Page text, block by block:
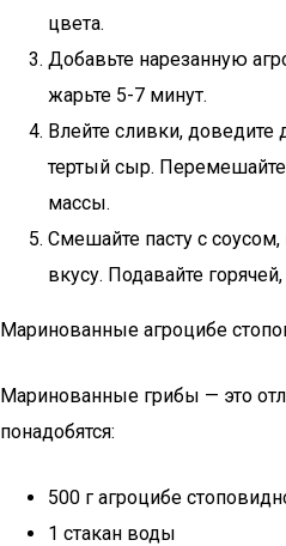
цвета.
Добавьте нарезанную
жарьте 5-7 минут.
Влейте сливки, доведите
тертый сыр.
массы.
Смешайте пасту с соусом,
вкусу. Подавайте
Маринованные агроцибе
Маринованные грибы — это
понадобятся:
500 г агроцибе
1 стакан воды